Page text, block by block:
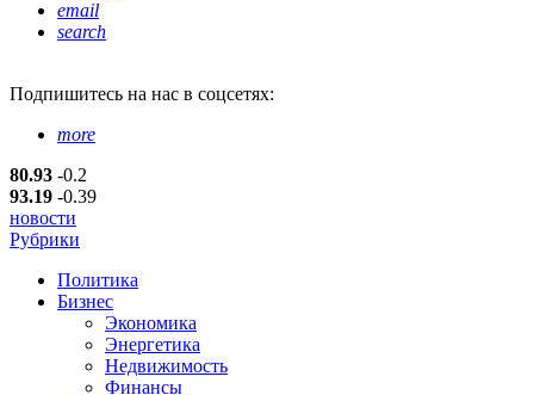
email
search
Подпишитесь на нас в соцсетях:
more
80.93 -0.2
93.19 -0.39
новости
Рубрики
Политика
Бизнес
Экономика
Энергетика
Недвижимость
Финансы